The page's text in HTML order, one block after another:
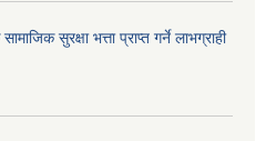
सुरक्षा भत्ता प्राप्त गर्ने लाभग्राही